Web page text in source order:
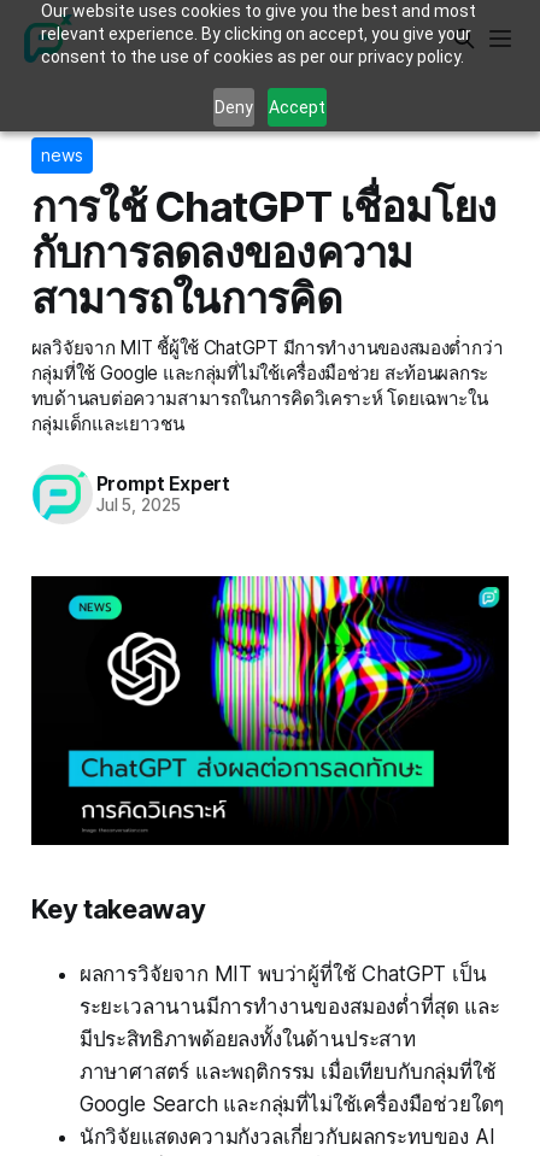
Our website uses cookies to give you the best and most
relevant experience. By clicking on accept, you give your
consent to the use of cookies as per our privacy policy.
Deny Accept
news
การใช้ ChatGPT เชื่อมโยง
กับการลดลงของความ
สามารถในการคิด
ผลวิจัยจาก MIT ชี้ผู้ใช้ ChatGPT มีการทำงานของสมองต่ำกว่า
กลุ่มที่ใช้ Google และกลุ่มที่ไม่ใช้เครื่องมือช่วย สะท้อนผลกระ
ทบด้านลบต่อความสามารถในการคิดวิเคราะห์ โดยเฉพาะใน
กลุ่มเด็กและเยาวชน
Prompt Expert
Jul 5, 2025
Key takeaway
ผลการวิจัยจาก MIT พบว่าผู้ที่ใช้ ChatGPT เป็น
ระยะเวลานานมีการทำงานของสมองต่ำที่สุด และ
มีประสิทธิภาพด้อยลงทั้งในด้านประสาท
ภาษาศาสตร์ และพฤติกรรม เมื่อเทียบกับกลุ่มที่ใช้
Google Search และกลุ่มที่ไม่ใช้เครื่องมือช่วยใดๆ
นักวิจัยแสดงความกังวลเกี่ยวกับผลกระทบของ AI